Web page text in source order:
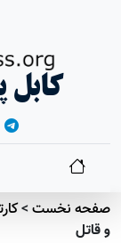
صفحه نخست>
و قاتل